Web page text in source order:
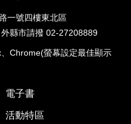
一號四樓東北區
縣市請撥 02-27208889
Chrome(螢幕設定最佳顯示
電子書
活動特區